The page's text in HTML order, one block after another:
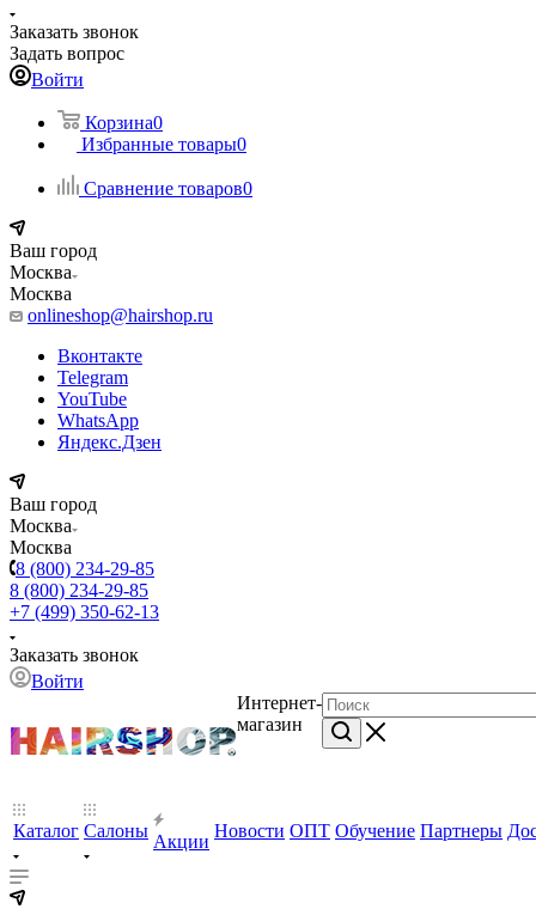
Заказать звонок
Задать вопрос
Войти
Корзина0
Избранные товары0
Сравнение товаров0
Ваш город
Москва
Москва
onlineshop@hairshop.ru
Вконтакте
Telegram
YouTube
WhatsApp
Яндекс.Дзен
Ваш город
Москва
Москва
8 (800) 234-29-85
8 (800) 234-29-85
+7 (499) 350-62-13
Заказать звонок
Войти
Интернет-
магазин
Каталог Салоны
Акции
Новости ОПТ Обучение Партнеры